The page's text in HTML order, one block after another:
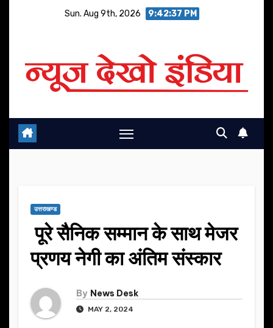
Sun. Aug 9th, 2026 9:42:38 PM
उत्तराखण्ड
पूरे सैनिक सम्मान के साथ मेजर
प्रणय नेगी का अंतिम संस्कार
By News Desk
MAY 2, 2024